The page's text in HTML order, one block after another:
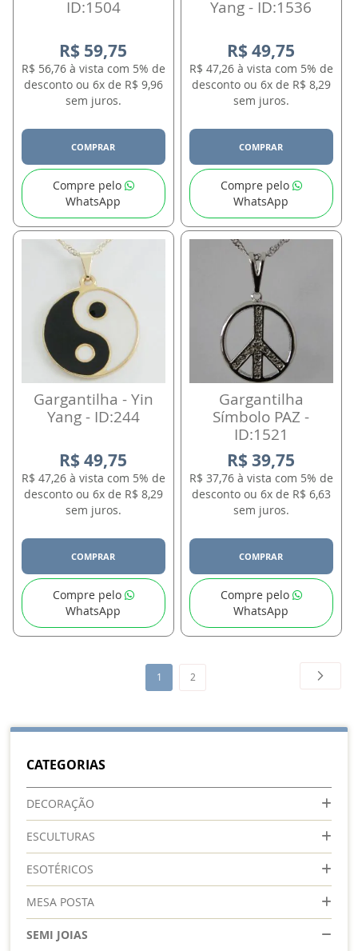
ID:1504
R$ 59,75
R$ 56,76 à vista com 5% de
desconto ou 6x de R$ 9,96
sem juros.
COMPRAR
Compre pelo
WhatsApp
Yang - ID:1536
R$ 49,75
R$ 47,26 à vista com 5% de
desconto ou 6x de R$ 8,29
sem juros.
COMPRAR
Compre pelo
WhatsApp
Gargantilha - Yin
Yang - ID:244
R$ 49,75
R$ 47,26 à vista com 5% de
desconto ou 6x de R$ 8,29
sem juros.
COMPRAR
Compre pelo
WhatsApp
Gargantilha
Símbolo PAZ -
ID:1521
R$ 39,75
R$ 37,76 à vista com 5% de
desconto ou 6x de R$ 6,63
sem juros.
COMPRAR
Compre pelo
WhatsApp
Página
Você
lendo
1 Página
2
CATEGORIAS
DECORAÇÃO
ESCULTURAS
ESOTÉRICOS
MESA POSTA
SEMI JOIAS